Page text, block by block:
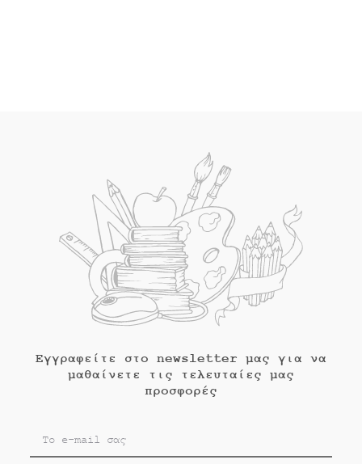
Εγγραφείτε στο newsletter μας για να
μαθαίνετε τις τελευταίες μας
προσφορές